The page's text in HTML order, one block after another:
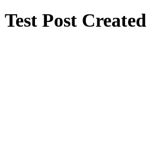
Test Post Created